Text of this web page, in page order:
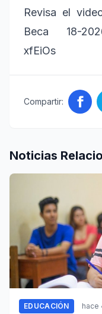
Revisa el
Beca 18-
xfEiOs
Compartir:
Noticias
EDUCACIÓN hace